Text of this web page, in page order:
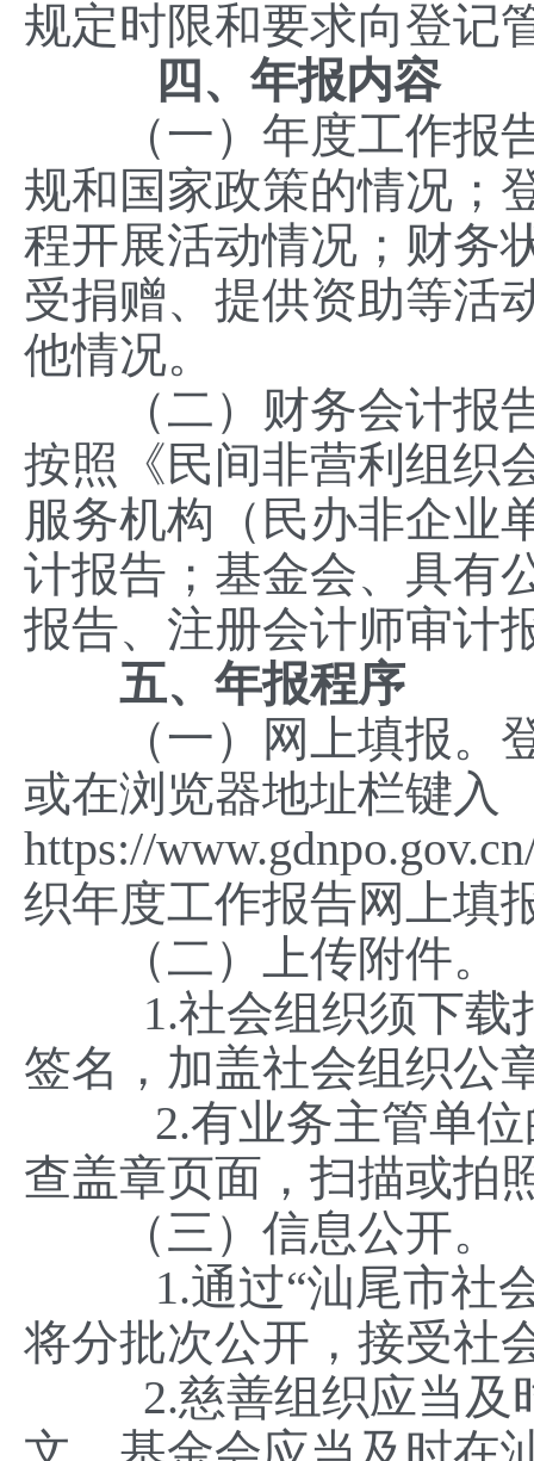
规定时限和要求向登记
四、年报内容
（一）年度工作报告
规和国家政策的情况；
程开展活动情况；财务
受捐赠、提供资助等活
他情况。
（二）财务会计报告
按照《民间非营利组织
服务机构（民办非企业
计报告；基金会、具有
报告、注册会计师审计
五、年报程序
（一）网上填报。登
或在浏览器地址栏键入
https://
织年度工作报告网上填
（二）上传附件。
1.社会组织须下载打
签名，加盖社会组织公
2.有业务主管单位的
查盖章页面，扫描或拍
（三）信息公开。
1.通过“汕尾市社会
将分批次公开，接受社
2.慈善组织应当及时